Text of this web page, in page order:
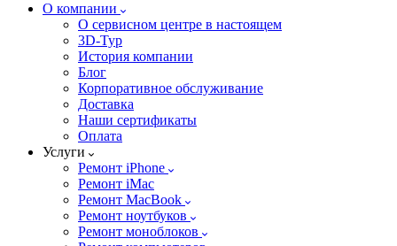
О компании
О сервисном центре в настоящем
3D-Тур
История компании
Блог
Корпоративное обслуживание
Доставка
Наши сертификаты
Оплата
Услуги
Ремонт iPhone
Ремонт iMac
Ремонт MacBook
Ремонт ноутбуков
Ремонт моноблоков